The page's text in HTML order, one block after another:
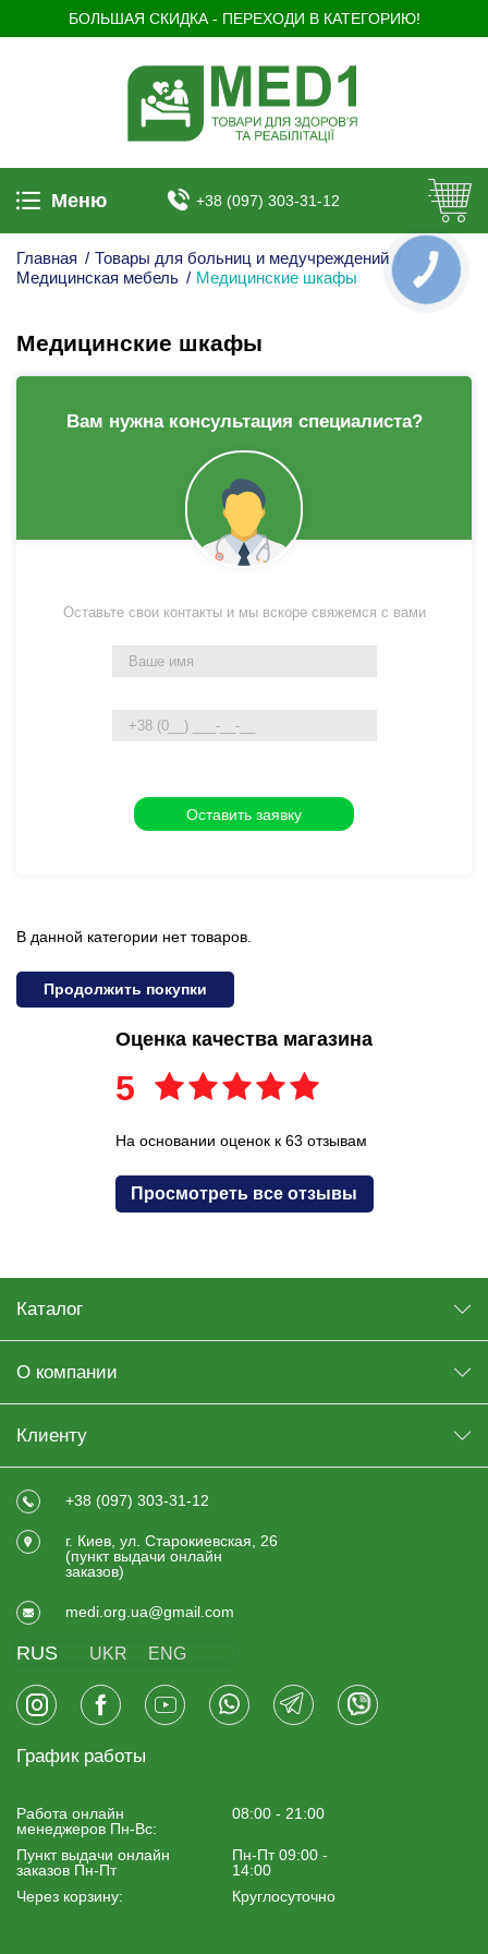
БОЛЬШАЯ СКИДКА - ПЕРЕХОДИ В КАТЕГОРИЮ!
Меню +38 (097) 303-31-12
Главная / Товары для больниц и медучреждений /
Медицинская мебель / Медицинские шкафы
Медицинские шкафы
Вам нужна консультация специалиста?
Оставьте свои контакты и мы вскоре свяжемся с вами
В данной категории нет товаров.
Продолжить покупки
Оценка качества магазина
5
На основании оценок к 63 отзывам
Просмотреть все отзывы
Каталог
О компании
Клиенту
+38 (097) 303-31-12
г. Киев, ул. Старокиевская, 26
(пункт выдачи онлайн
заказов)
medi.org.ua@gmail.com
RUS UKR ENG
График работы
Работа онлайн
менеджеров Пн-Вс:
08:00 - 21:00
Пункт выдачи онлайн
заказов Пн-Пт
Пн-Пт 09:00 -
14:00
Через корзину:
Круглосуточно
КНОПКА
ЗВ'ЯЗКУ